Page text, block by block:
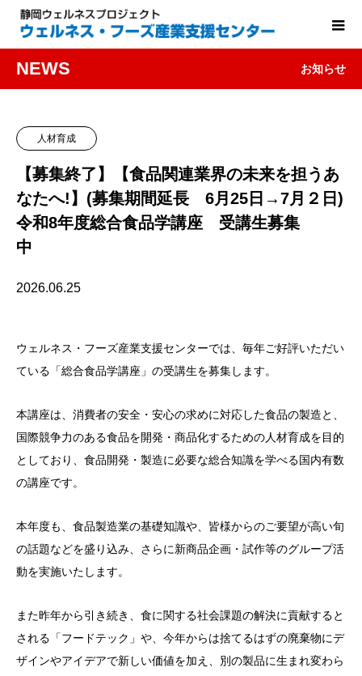
NEWS お知らせ
人材育成
【募集終了】【食品関連業界の未来を担うあ
なたへ!】(募集期間延長 6月25日→7月２日)
令和8年度総合食品学講座 受講生募集
中
2026.06.25
ウェルネス・フーズ産業支援センターでは、毎年ご好評いただい
ている「総合食品学講座」の受講生を募集します。
本講座は、消費者の安全・安心の求めに対応した食品の製造と、
国際競争力のある食品を開発・商品化するための人材育成を目的
としており、食品開発・製造に必要な総合知識を学べる国内有数
の講座です。
本年度も、食品製造業の基礎知識や、皆様からのご要望が高い旬
の話題などを盛り込み、さらに新商品企画・試作等のグループ活
動を実施いたします。
また昨年から引き続き、食に関する社会課題の解決に貢献すると
される「フードテック」や、今年からは捨てるはずの廃棄物にデ
ザインやアイデアで新しい価値を加え、別の製品に生まれ変わら